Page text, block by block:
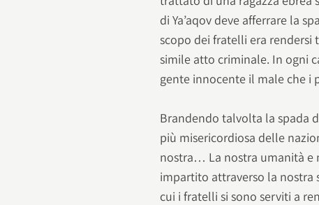
di Ya’aqov deve afferrare la
scopo dei fratelli era rendersi
simile atto criminale. In ogni
gente innocente il male che i
Brandendo talvolta la spada
più misericordiosa delle
nostra… La nostra umanità e
impartito attraverso la nostra
cui i fratelli si sono serviti a